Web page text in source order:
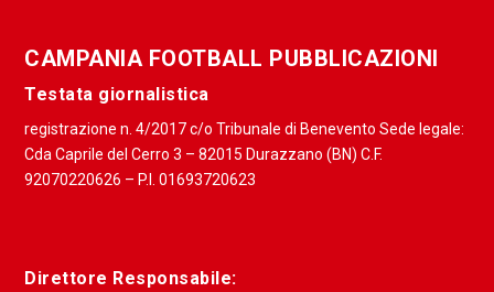
CAMPANIA FOOTBALL PUBBLICAZIONI
Testata giornalistica
registrazione n. 4/2017 c/o Tribunale di Benevento Sede legale:
Cda Caprile del Cerro 3 – 82015 Durazzano (BN) C.F.
92070220626 – P.I. 01693720623
Direttore Responsabile: